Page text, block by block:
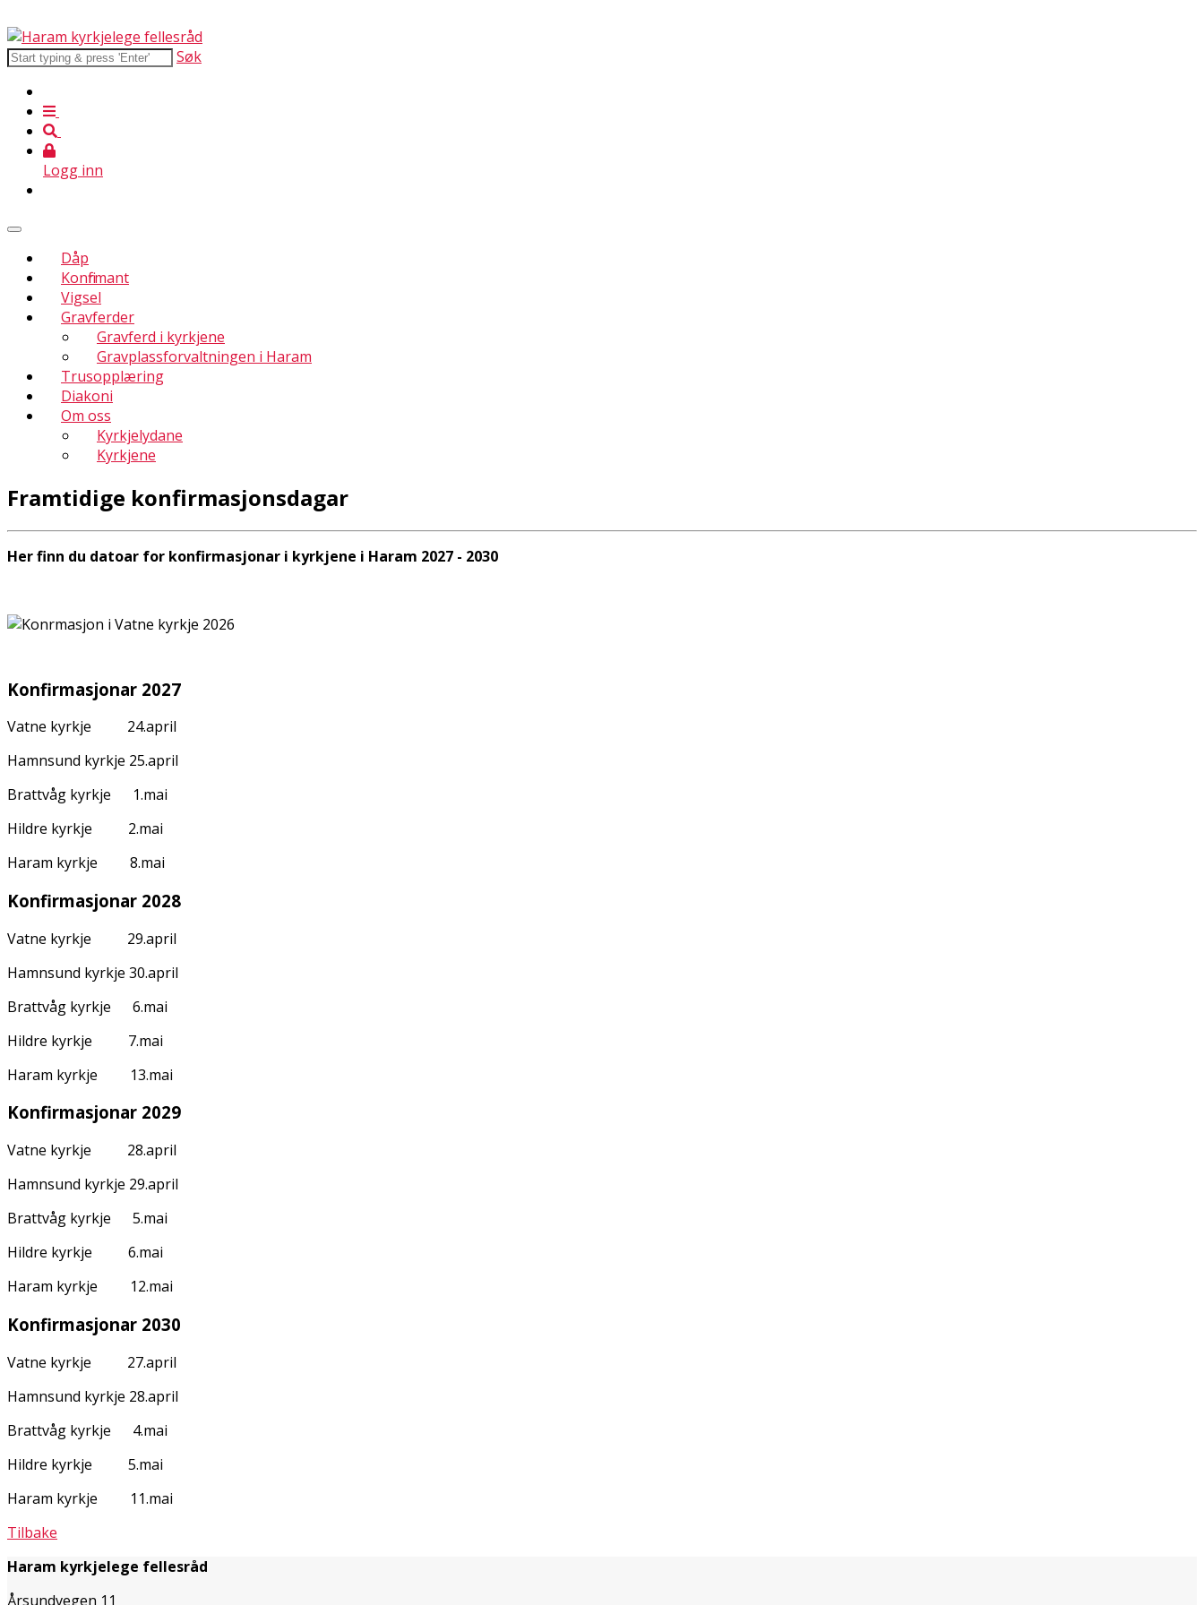
Søk
Logg inn
Dåp
Konfirmant
Vigsel
Gravferder
Gravferd i kyrkjene
Gravplassforvaltningen i Haram
Trusopplæring
Diakoni
Om oss
Kyrkjelydane
Kyrkjene
Framtidige konfirmasjonsdagar
Her finn du datoar for konfirmasjonar i kyrkjene i Haram 2027 - 2030
Konfirmasjonar 2027
Vatne kyrkje 24.april
Hamnsund kyrkje 25.april
Brattvåg kyrkje 1.mai
Hildre kyrkje 2.mai
Haram kyrkje 8.mai
Konfirmasjonar 2028
Vatne kyrkje 29.april
Hamnsund kyrkje 30.april
Brattvåg kyrkje 6.mai
Hildre kyrkje 7.mai
Haram kyrkje 13.mai
Konfirmasjonar 2029
Vatne kyrkje 28.april
Hamnsund kyrkje 29.april
Brattvåg kyrkje 5.mai
Hildre kyrkje 6.mai
Haram kyrkje 12.mai
Konfirmasjonar 2030
Vatne kyrkje 27.april
Hamnsund kyrkje 28.april
Brattvåg kyrkje 4.mai
Hildre kyrkje 5.mai
Haram kyrkje 11.mai
Tilbake
Haram kyrkjelege fellesråd
Årsundvegen 11